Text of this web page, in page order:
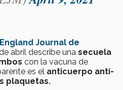
Journal de
abril describe una secuela
con la vacuna de
es el anticuerpo anti-
plaquetas.